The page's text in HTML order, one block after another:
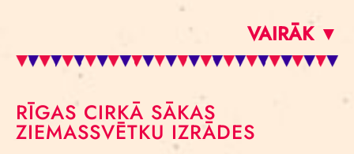
VAIRĀK ▼
RĪGAS CIRKĀ SĀKAS
ZIEMASSVĒTKU IZRĀDES